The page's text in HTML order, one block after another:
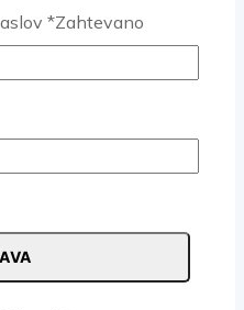
05X10 ISO
*Zahtevano